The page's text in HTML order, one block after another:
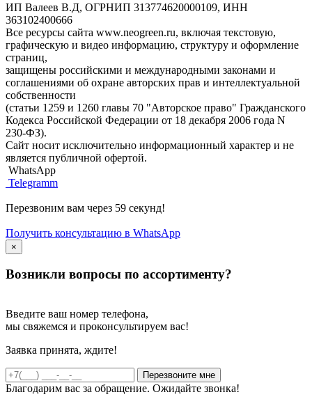
ИП Валеев В.Д, ОГРНИП 313774620000109, ИНН
363102400666
Все ресурсы сайта www.neogreen.ru, включая текстовую,
графическую и видео информацию, структуру и оформление
страниц,
защищены российскими и международными законами и
соглашениями об охране авторских прав и интеллектуальной
собственности
(статьи 1259 и 1260 главы 70 "Авторское право" Гражданского
Кодекса Российской Федерации от 18 декабря 2006 года N
230-ФЗ).
Сайт носит исключительно информационный характер и не
является публичной офертой.
WhatsApp
Telegramm
Перезвоним вам через 59 секунд!
Получить консультацию в WhatsApp
×
Возникли вопросы по ассортименту?
Введите ваш номер телефона,
мы свяжемся и проконсультируем вас!
Заявка принята, ждите!
Благодарим вас за обращение. Ожидайте звонка!